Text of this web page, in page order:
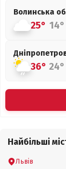
Волинська
25° 14°
36° 24°
Найбільші
Львів